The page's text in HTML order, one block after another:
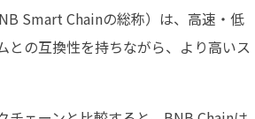
Smart Chainの総称）は、高速・低
との互換性を持ちながら、より高いス